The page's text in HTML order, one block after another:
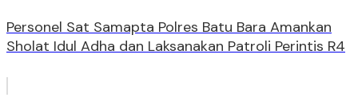
Personel Sat Samapta Polres Batu Bara Amankan
Sholat Idul Adha dan Laksanakan Patroli Perintis R4